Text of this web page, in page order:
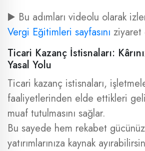
▶️ Bu adımları videolu olarak
Vergi Eğitimleri sayfasını ziyaret
Ticari Kazanç İstisnaları:
Yasal Yolu
Ticari kazanç istisnaları,
faaliyetlerinden elde ettikleri
muaf tutulmasını sağlar.
Bu sayede hem rekabet
yatırımlarınıza kaynak